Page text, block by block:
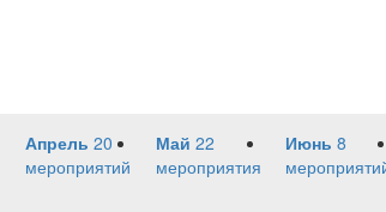
Апрель 20
мероприятий
Май 22
мероприятия
Июнь 8